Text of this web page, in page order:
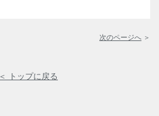
次のページへ ＞
＜ トップに戻る